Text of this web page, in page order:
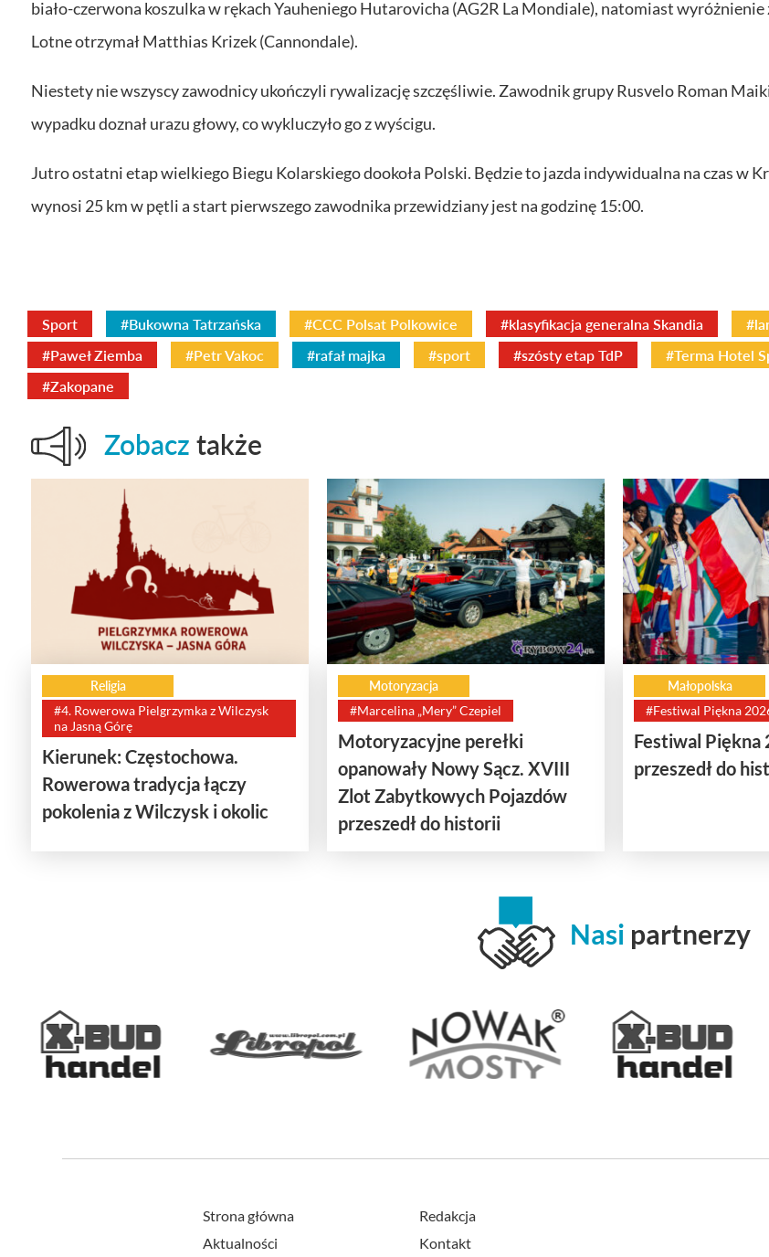
biało-czerwona koszulka w rękach Yauheniego Hutarovicha (AG2R La Mondiale), natomiast wyróżnienie
Lotne otrzymał Matthias Krizek (Cannondale).
Niestety nie wszyscy zawodnicy ukończyli rywalizację szczęśliwie. Zawodnik grupy Rusvelo Roman
wypadku doznał urazu głowy, co wykluczyło go z wyścigu.
Jutro ostatni etap wielkiego Biegu Kolarskiego dookoła Polski. Będzie to jazda indywidualna na czas w
wynosi 25 km w pętli a start pierwszego zawodnika przewidziany jest na godzinę 15:00.
Sport #Bukowna Tatrzańska #CCC Polsat Polkowice #klasyfikacja generalna Skandia
#Paweł Ziemba
#Petr Vakoc #rafał majka #sport #szósty etap TdP #Terma Hotel
#Zakopane
Zobacz także
Religia
#4. Rowerowa Pielgrzymka z Wilczysk
na Jasną Górę
Kierunek: Częstochowa.
Rowerowa tradycja łączy
pokolenia z Wilczysk i okolic
Motoryzacja
#Marcelina „Mery” Czepiel
Motoryzacyjne perełki
opanowały Nowy Sącz. XVIII
Zlot Zabytkowych Pojazdów
przeszedł do historii
Małopolska
#Festiwal Piękna
Festiwal Piękna
przeszedł do
Nasi partnerzy
Strona główna
Aktualności
Redakcja
Kontakt